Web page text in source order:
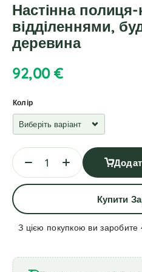
Настінна полиця-
відділеннями,
деревина
92,00€
Колір
Купити
З цією покупкою ви заробите
l